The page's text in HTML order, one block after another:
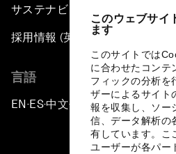
このウェブサイ
ます
このサイトでは
に合わせたコンテ
フィックの分析を
ザーによるサイト
報を収集し、ソー
信、データ解析の
有しています。こ
ユーザーが各パー
サステナビリティへの取り組み
採用情報 (英語のみ)
言語
EN ▪ES▪中文▪ 日本語